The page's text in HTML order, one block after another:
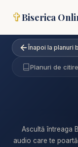
✞Biserica
Înapoi la planuri
Planuri de citire
Ascultă întreaga
audio care te